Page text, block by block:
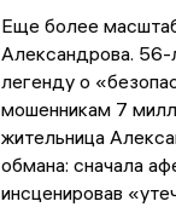
Еще более
Александрова. 56-
легенду о
мошенникам 7
жительница
обмана: сначала
инсценировав